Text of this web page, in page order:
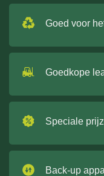
Goed voor
Goedkope
Speciale
Back-up